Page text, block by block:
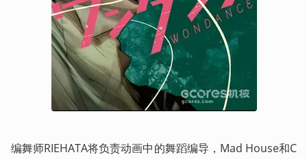
编舞师RIEHATA将负责动画中的舞蹈编导，Mad House和C